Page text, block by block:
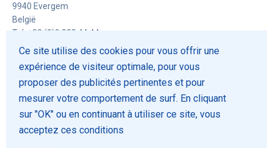
9940 Evergem
België
Tel.
+32 (0)9 228 44 44
Fax
+32 (0)9 228 73 32
Loi Cookie
Privacy policy
Conditions générales
Ce site utilise des cookies pour vous offrir une
expérience de visiteur optimale, pour vous
proposer des publicités pertinentes et pour
mesurer votre comportement de surf. En cliquant
sur "OK" ou en continuant à utiliser ce site, vous
acceptez ces conditions